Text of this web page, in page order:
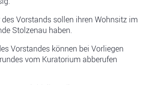
Vorstands sollen ihren Wohnsitz im
Stolzenau haben.
Vorstandes können bei Vorliegen
vom Kuratorium abberufen